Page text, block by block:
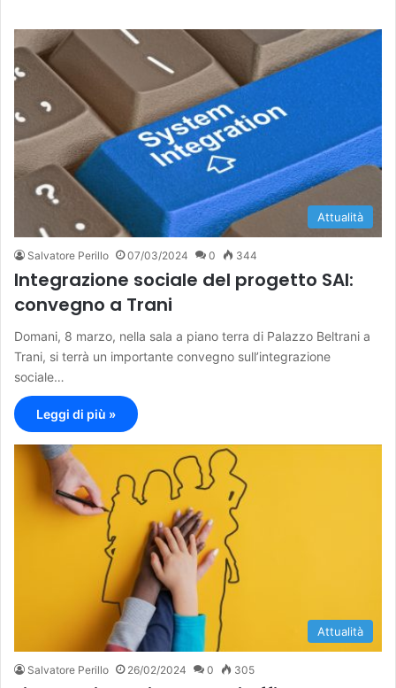
Attualità
Salvatore Perillo 07/03/2024 0 344
Integrazione sociale del progetto SAI:
convegno a Trani
Domani, 8 marzo, nella sala a piano terra di Palazzo Beltrani a
Trani, si terrà un importante convegno sull’integrazione
sociale…
Leggi di più »
Attualità
Salvatore Perillo 26/02/2024 0 305